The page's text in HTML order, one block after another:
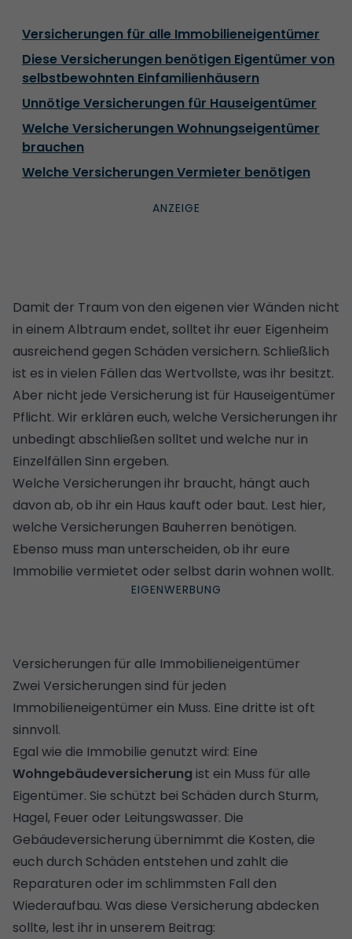
Versicherungen für alle Immobilieneigentümer
Diese Versicherungen benötigen Eigentümer von
selbstbewohnten Einfamilienhäusern
Unnötige Versicherungen für Hauseigentümer
Welche Versicherungen Wohnungseigentümer
brauchen
Welche Versicherungen Vermieter benötigen
Damit der Traum von den eigenen vier Wänden nicht
in einem Albtraum endet, solltet ihr euer Eigenheim
ausreichend gegen Schäden versichern. Schließlich
ist es in vielen Fällen das Wertvollste, was ihr besitzt.
Aber nicht jede Versicherung ist für Hauseigentümer
Pflicht. Wir erklären euch, welche Versicherungen ihr
unbedingt abschließen solltet und welche nur in
Einzelfällen Sinn ergeben.
Welche Versicherungen ihr braucht, hängt auch
davon ab, ob ihr ein Haus kauft oder baut. Lest hier,
welche Versicherungen Bauherren benötigen.
Ebenso muss man unterscheiden, ob ihr eure
Immobilie vermietet oder selbst darin wohnen wollt.
Versicherungen für alle Immobilieneigentümer
Zwei Versicherungen sind für jeden
Immobilieneigentümer ein Muss. Eine dritte ist oft
sinnvoll.
Egal wie die Immobilie genutzt wird: Eine
Wohngebäudeversicherung ist ein Muss für alle
Eigentümer. Sie schützt bei Schäden durch Sturm,
Hagel, Feuer oder Leitungswasser. Die
Gebäudeversicherung übernimmt die Kosten, die
euch durch Schäden entstehen und zahlt die
Reparaturen oder im schlimmsten Fall den
Wiederaufbau. Was diese Versicherung abdecken
sollte, lest ihr in unserem Beitrag: